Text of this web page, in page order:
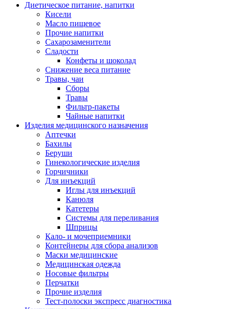
Диетическое питание, напитки
Кисели
Масло пищевое
Прочие напитки
Сахарозаменители
Сладости
Конфеты и шоколад
Снижение веса питание
Травы, чаи
Сборы
Травы
Фильтр-пакеты
Чайные напитки
Изделия медицинского назначения
Аптечки
Бахилы
Беруши
Гинекологические изделия
Горчичники
Для инъекций
Иглы для инъекций
Канюля
Катетеры
Системы для переливания
Шприцы
Кало- и мочеприемники
Контейнеры для сбора анализов
Маски медицинские
Медицинская одежда
Носовые фильтры
Перчатки
Прочие изделия
Тест-полоски экспресс диагностика